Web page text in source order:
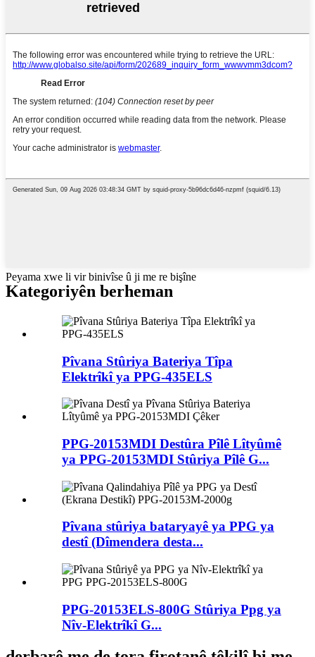
Peyama xwe li vir binivîse û ji me re bişîne
Kategoriyên berheman
Pîvana Stûriya Bateriya Tîpa
Elektrîkî ya PPG-435ELS
PPG-20153MDI Destûra Pîlê Lîtyûmê
ya PPG-20153MDI Stûriya Pîlê G...
Pîvana stûriya bataryayê ya PPG ya
destî (Dîmendera desta...
PPG-20153ELS-800G Stûriya Ppg ya
Nîv-Elektrîkî G...